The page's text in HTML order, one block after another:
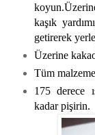
kaşık
getirerek
Üzerine
Tüm
175 derece
kadar pişirin.